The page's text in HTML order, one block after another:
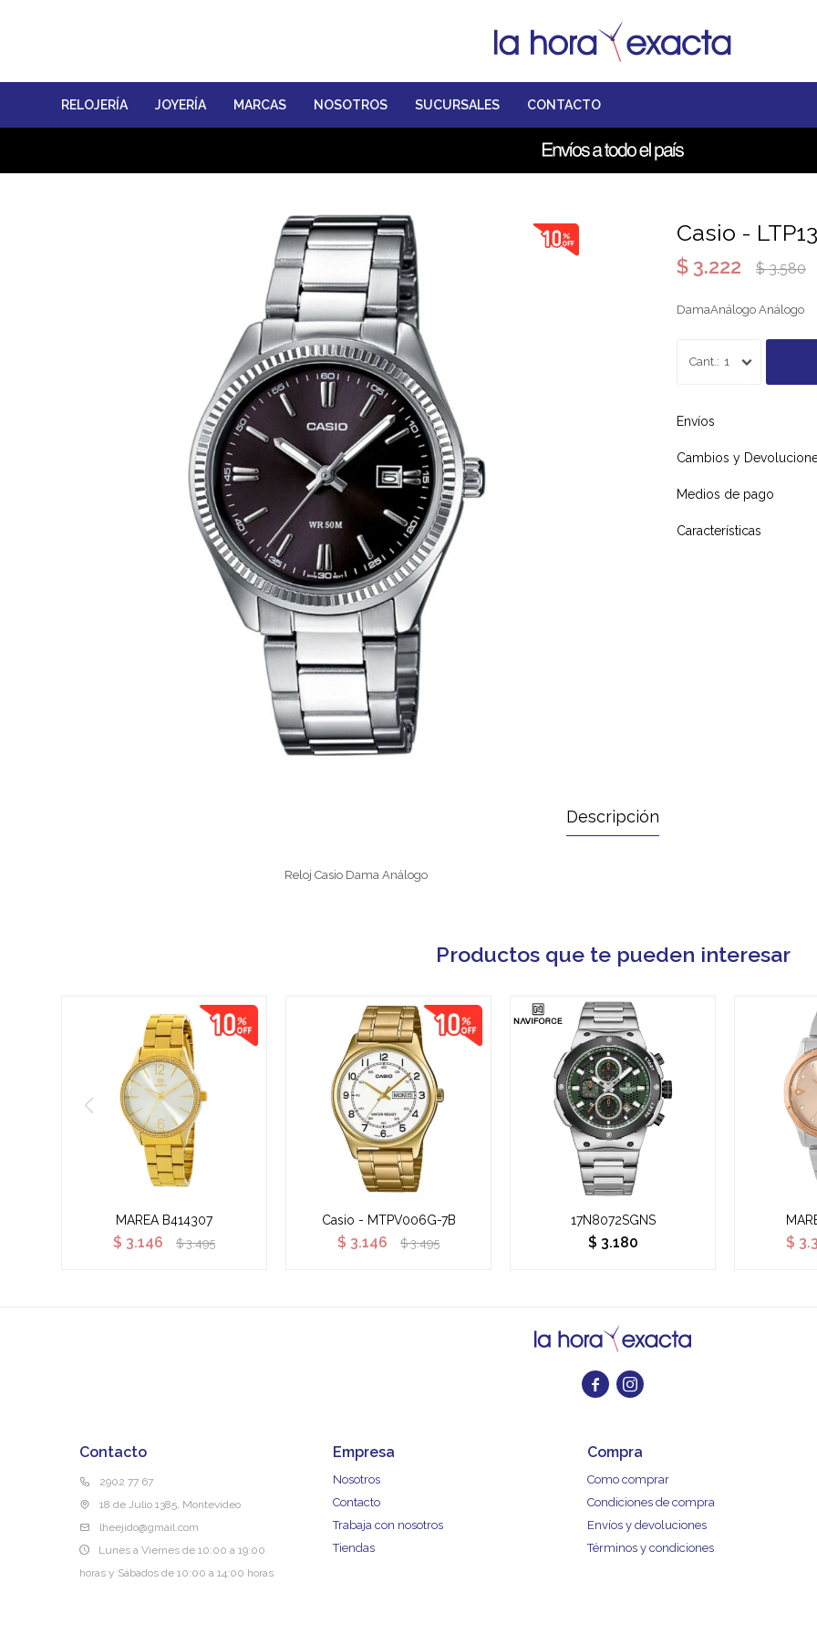
RELOJERÍA JOYERÍA MARCAS NOSOTROS SUCURSALES CONTACTO
Casio -
$ 3.222 $ 3.580
DamaAnálogo Análogo
1
Envíos
Cambios y
Medios de pago
Características
Descripción
Reloj Casio Dama Análogo
Productos que te pueden interesar
MAREA B414307
$ 3.146 $ 3.495
Casio - MTPV006G-7B
$ 3.146 $ 3.495
17N8072SGNS
$ 3.180 $
 
Contacto
2902 77 67
18 de Julio 1385, Montevideo
lheejido@gmail.com
Lunes a Viernes de 10:00 a 19:00
horas y Sábados de 10:00 a 14:00 horas
Empresa
Nosotros
Contacto
Trabaja con nosotros
Tiendas
Compra
Como comprar
Condiciones de compra
Envíos y devoluciones
Términos y condiciones